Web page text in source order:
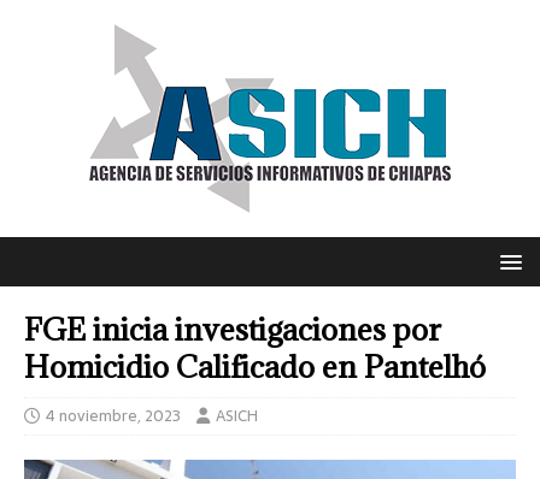
FGE inicia investigaciones por
Homicidio Calificado en Pantelhó
4 noviembre, 2023 ASICH